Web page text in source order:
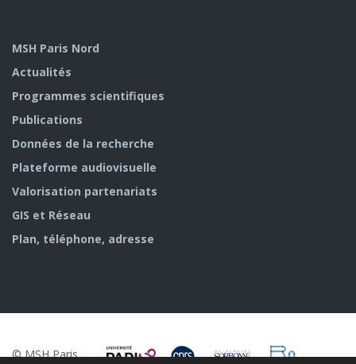
MSH Paris Nord
Actualités
Programmes scientifiques
Publications
Données de la recherche
Plateforme audiovisuelle
Valorisation partenariats
GIS et Réseau
Plan, téléphone, adresse
© MSH Paris